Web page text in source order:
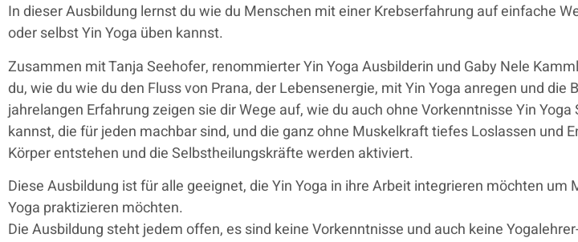
In dieser Ausbildung lernst du wie du Menschen mit einer Krebserfahrung auf einfache
oder selbst Yin Yoga üben kannst.
Zusammen mit Tanja Seehofer, renommierter Yin Yoga Ausbilderin und Gaby Nele
du, wie du wie du den Fluss von Prana, der Lebensenergie, mit Yin Yoga anregen und
jahrelangen Erfahrung zeigen sie dir Wege auf, wie du auch ohne Vorkenntnisse Yin
kannst, die für jeden machbar sind, und die ganz ohne Muskelkraft tiefes Loslassen und
Körper entstehen und die Selbstheilungskräfte werden aktiviert.
Diese Ausbildung ist für alle geeignet, die Yin Yoga in ihre Arbeit integrieren möchten
Yoga praktizieren möchten.
Die Ausbildung steht jedem offen, es sind keine Vorkenntnisse und auch keine